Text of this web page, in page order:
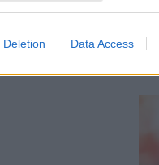
Deletion Data Access